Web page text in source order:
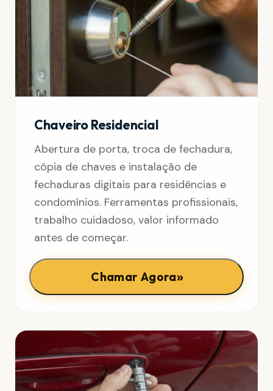
Chaveiro Residencial
Abertura de porta, troca de fechadura,
cópia de chaves e instalação de
fechaduras digitais para residências e
condomínios. Ferramentas profissionais,
trabalho cuidadoso, valor informado
antes de começar.
Chamar Agora»